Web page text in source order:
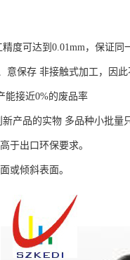
度可达到0.01mm，保证
意保存 非接触式加工，因
能接近0%的废品率
产品的实物 多品种小批
于出口环保要求。
或倾斜表面。